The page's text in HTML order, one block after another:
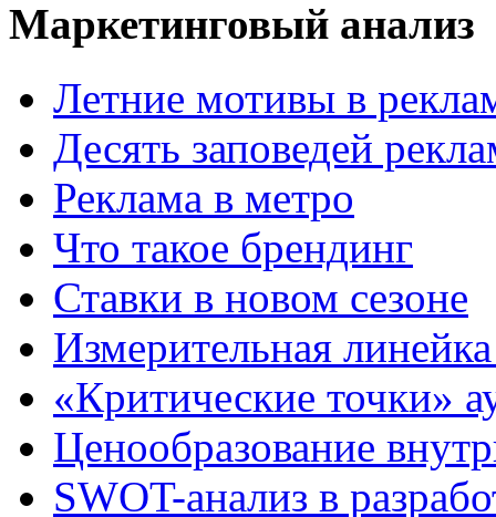
Маркетинговый анализ
Летние мотивы в
Десять заповедей
Реклама в метро
Что такое брендинг
Ставки в новом сезоне
Измерительная
«Критические точки»
Ценообразование
SWOT-анализ в